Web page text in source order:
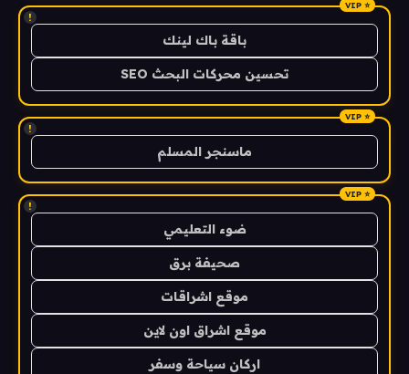
!
باقة باك لينك
تحسين محركات البحث SEO
!
ماسنجر المسلم
!
ضوء التعليمي
صحيفة برق
موقع اشراقات
موقع اشراق اون لاين
اركان سياحة وسفر